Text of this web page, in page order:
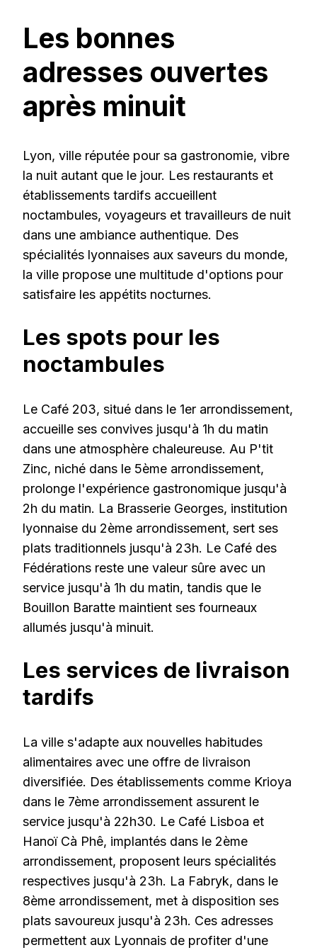
Les bonnes
adresses ouvertes
après minuit
Lyon, ville réputée pour sa gastronomie, vibre
la nuit autant que le jour. Les restaurants et
établissements tardifs accueillent
noctambules, voyageurs et travailleurs de nuit
dans une ambiance authentique. Des
spécialités lyonnaises aux saveurs du monde,
la ville propose une multitude d'options pour
satisfaire les appétits nocturnes.
Les spots pour les
noctambules
Le Café 203, situé dans le 1er arrondissement,
accueille ses convives jusqu'à 1h du matin
dans une atmosphère chaleureuse. Au P'tit
Zinc, niché dans le 5ème arrondissement,
prolonge l'expérience gastronomique jusqu'à
2h du matin. La Brasserie Georges, institution
lyonnaise du 2ème arrondissement, sert ses
plats traditionnels jusqu'à 23h. Le Café des
Fédérations reste une valeur sûre avec un
service jusqu'à 1h du matin, tandis que le
Bouillon Baratte maintient ses fourneaux
allumés jusqu'à minuit.
Les services de livraison
tardifs
La ville s'adapte aux nouvelles habitudes
alimentaires avec une offre de livraison
diversifiée. Des établissements comme Krioya
dans le 7ème arrondissement assurent le
service jusqu'à 22h30. Le Café Lisboa et
Hanoï Cà Phê, implantés dans le 2ème
arrondissement, proposent leurs spécialités
respectives jusqu'à 23h. La Fabryk, dans le
8ème arrondissement, met à disposition ses
plats savoureux jusqu'à 23h. Ces adresses
permettent aux Lyonnais de profiter d'une